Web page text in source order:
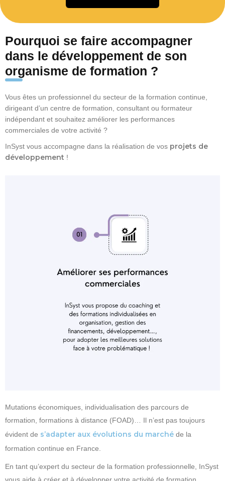
Pourquoi se faire accompagner
dans le développement de son
organisme de formation ?
Vous êtes un professionnel du secteur de la formation continue,
dirigeant d’un centre de formation, consultant ou formateur
indépendant et souhaitez améliorer les performances
commerciales de votre activité ?
InSyst vous accompagne dans la réalisation de vos projets de
développement !
Mutations économiques, individualisation des parcours de
formation, formations à distance (FOAD)… Il n’est pas toujours
évident de s’adapter aux évolutions du marché de la
formation continue en France.
En tant qu’expert du secteur de la formation professionnelle, InSyst
vous aide à créer et à développer votre activité de formation.